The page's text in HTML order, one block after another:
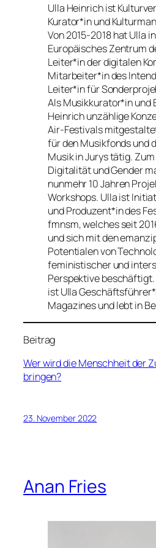
Ulla Heinrich ist
Kurator*in und
Von 2015-2018 hat Ulla in
Europäisches Zentrum
Leiter*in der digitalen
Mitarbeiter*in des
Leiter*in für
Als Musikkurator*in und
Heinrich unzählige
Air-Festivals
für den Musikfonds und
Musik in Jurys tätig.
Digitalität und Gender
nunmehr 10 Jahren
Workshops. Ulla ist
und Produzent*in des
fmnsm, welches seit
und sich mit den
Potentialen von
feministischer und
Perspektive beschäftigt.
ist Ulla
Magazines und lebt in
Beitrag
Wer wird die Menschheit der
bringen?
23. November 2022
Anan Fries